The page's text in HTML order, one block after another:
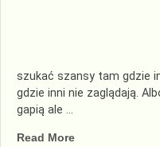
szukać szansy tam gdzie
gdzie inni nie zaglądają.
gapią ale …
Read More„Złoto